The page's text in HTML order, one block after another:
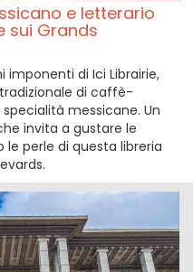
e letterario
sui Grands
imponenti di Ici Librairie,
di caffè-
messicane. Un
invita a gustare le
perle di questa libreria